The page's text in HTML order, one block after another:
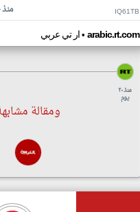
منذ ٢٠ يوم IQ61TB
ار تي عربي• arabic.rt.com
منذ ٢٠
يوم
ومقالة